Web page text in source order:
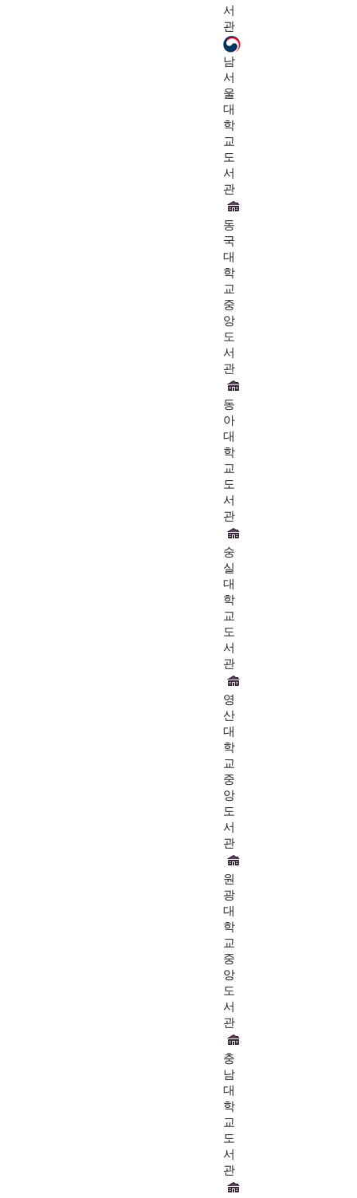
서
관
남
서
울
대
학
교
도
서
관
동
국
대
학
교
중
앙
도
서
관
동
아
대
학
교
도
서
관
숭
실
대
학
교
도
서
관
영
산
대
학
교
중
앙
도
서
관
원
광
대
학
교
중
앙
도
서
관
충
남
대
학
교
도
서
관